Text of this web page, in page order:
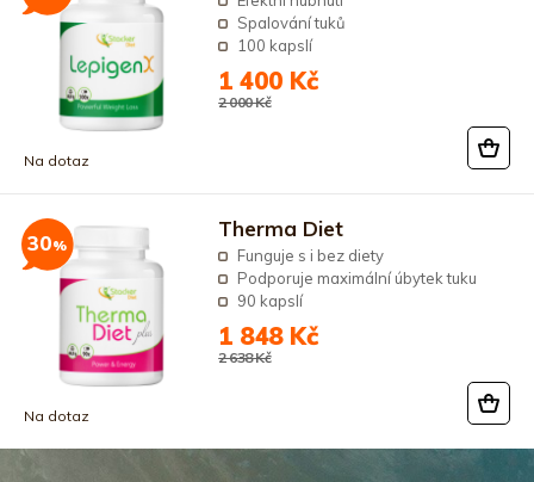
Spalování tuků
100 kapslí
Na dotaz
1 400 Kč
2 000 Kč
Therma Diet
Funguje s i bez diety
Podporuje maximální úbytek tuku
90 kapslí
Na dotaz
1 848 Kč
2 638 Kč
30%